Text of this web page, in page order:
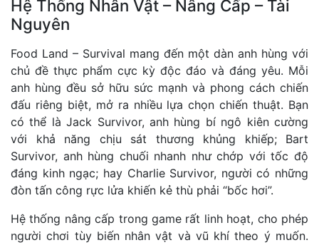
Hệ Thống Nhân Vật – Nâng Cấp – Tài
Nguyên
Food Land – Survival mang đến một dàn anh hùng với
chủ đề thực phẩm cực kỳ độc đáo và đáng yêu. Mỗi
anh hùng đều sở hữu sức mạnh và phong cách chiến
đấu riêng biệt, mở ra nhiều lựa chọn chiến thuật. Bạn
có thể là Jack Survivor, anh hùng bí ngô kiên cường
với khả năng chịu sát thương khủng khiếp; Bart
Survivor, anh hùng chuối nhanh như chớp với tốc độ
đáng kinh ngạc; hay Charlie Survivor, người có những
đòn tấn công rực lửa khiến kẻ thù phải “bốc hơi”.
Hệ thống nâng cấp trong game rất linh hoạt, cho phép
người chơi tùy biến nhân vật và vũ khí theo ý muốn.